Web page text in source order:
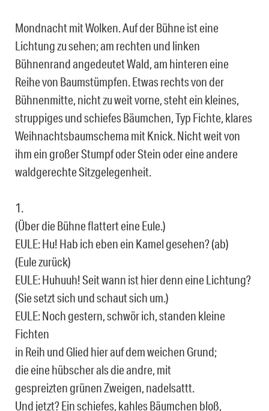
Mondnacht mit Wolken. Auf der Bühne ist eine
Lichtung zu sehen; am rechten und linken
Bühnenrand angedeutet Wald, am hinteren eine
Reihe von Baumstümpfen. Etwas rechts von der
Bühnenmitte, nicht zu weit vorne, steht ein kleines,
struppiges und schiefes Bäumchen, Typ Fichte, klares
Weihnachtsbaumschema mit Knick. Nicht weit von
ihm ein großer Stumpf oder Stein oder eine andere
waldgerechte Sitzgelegenheit.
1.
(Über die Bühne flattert eine Eule.)
EULE: Hu! Hab ich eben ein Kamel gesehen? (ab)
(Eule zurück)
EULE: Huhuuh! Seit wann ist hier denn eine Lichtung?
(Sie setzt sich und schaut sich um.)
EULE: Noch gestern, schwör ich, standen kleine
Fichten
in Reih und Glied hier auf dem weichen Grund;
die eine hübscher als die andre, mit
gespreizten grünen Zweigen, nadelsattt.
Und jetzt? Ein schiefes, kahles Bäumchen bloß,